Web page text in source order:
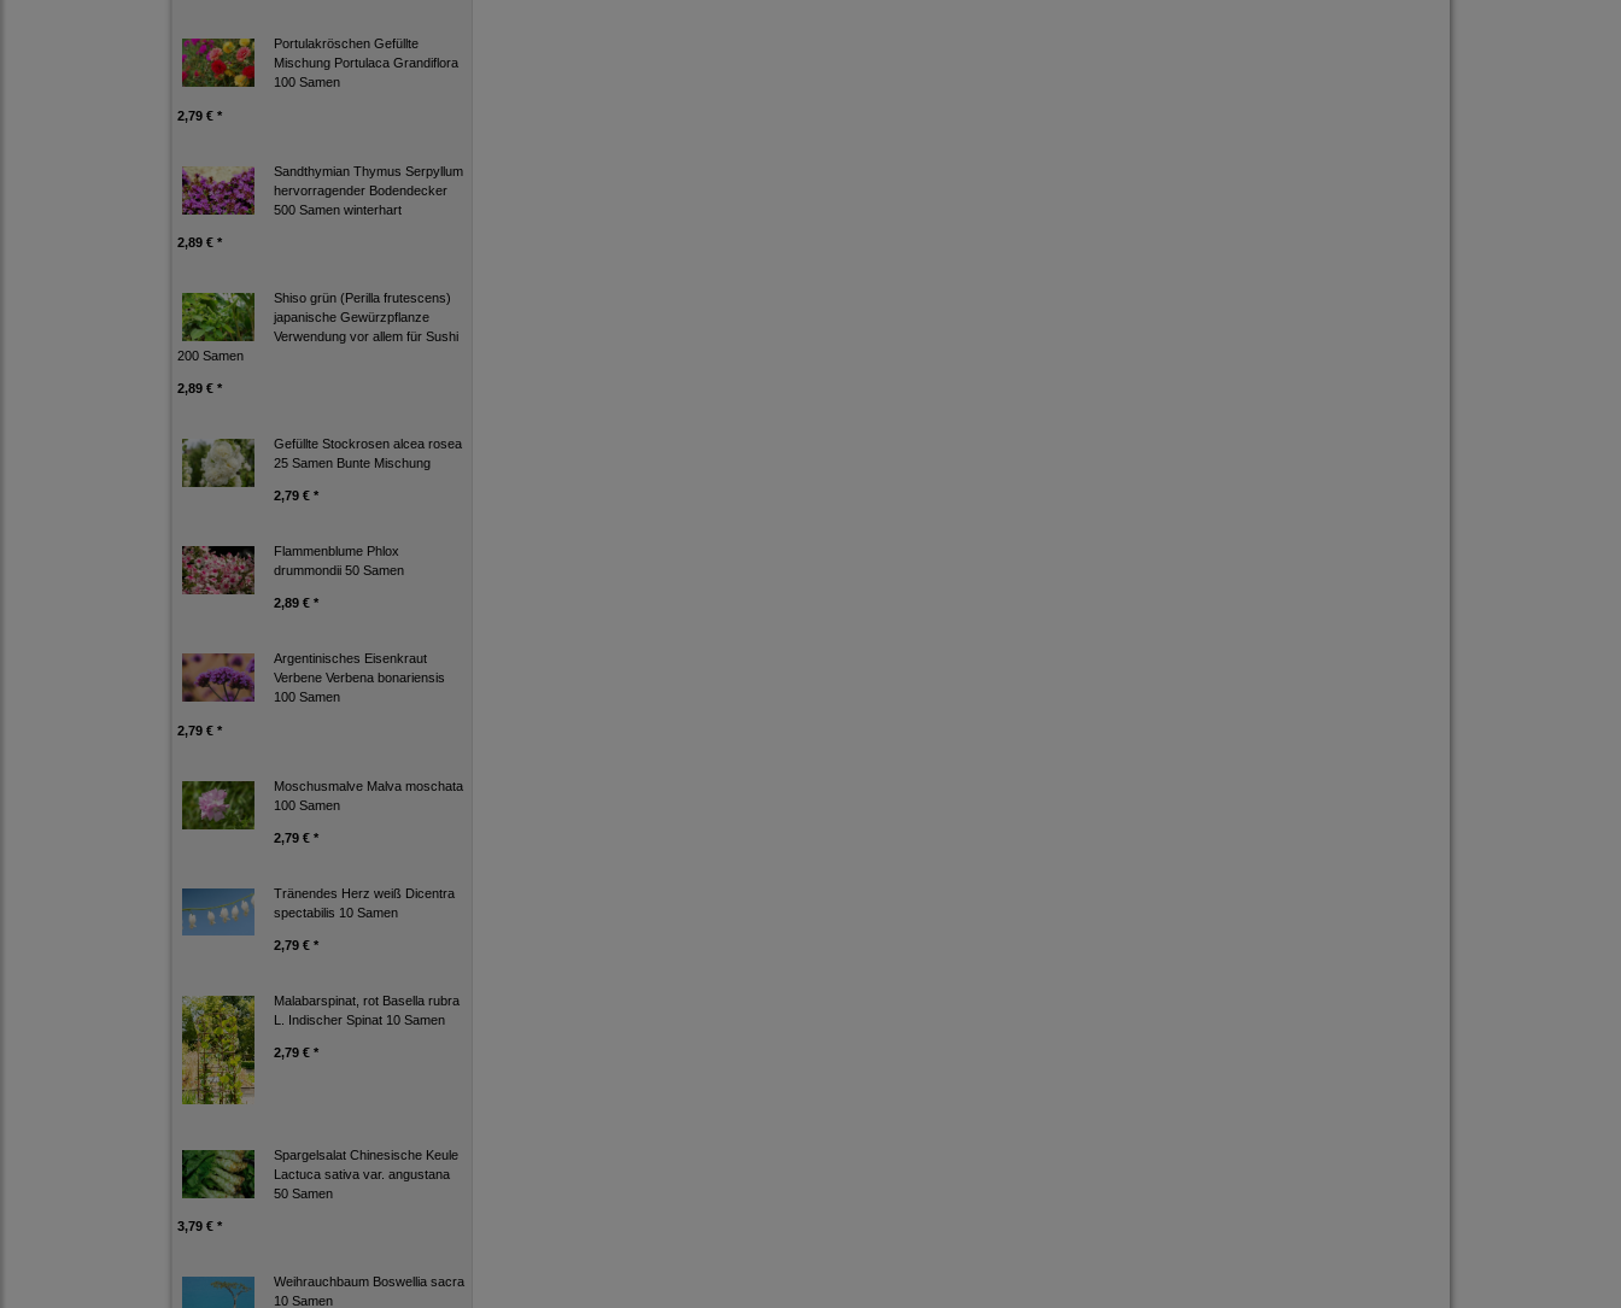
Portulakröschen Gefüllte
Mischung Portulaca Grandiflora
100 Samen
2,79 € *
Sandthymian Thymus Serpyllum
hervorragender Bodendecker
500 Samen winterhart
2,89 € *
Shiso grün (Perilla frutescens)
japanische Gewürzpflanze
Verwendung vor allem für Sushi
200 Samen
2,89 € *
Gefüllte Stockrosen alcea rosea
25 Samen Bunte Mischung
2,79 € *
Flammenblume Phlox
drummondii 50 Samen
2,89 € *
Argentinisches Eisenkraut
Verbene Verbena bonariensis
100 Samen
2,79 € *
Moschusmalve Malva moschata
100 Samen
2,79 € *
Tränendes Herz weiß Dicentra
spectabilis 10 Samen
2,79 € *
Malabarspinat, rot Basella rubra
L. Indischer Spinat 10 Samen
2,79 € *
Spargelsalat Chinesische Keule
Lactuca sativa var. angustana
50 Samen
3,79 € *
Weihrauchbaum Boswellia sacra
10 Samen